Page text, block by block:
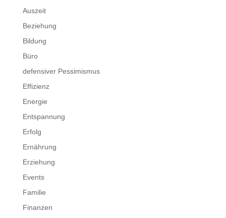
Auszeit
Beziehung
Bildung
Büro
defensiver Pessimismus
Effizienz
Energie
Entspannung
Erfolg
Ernährung
Erziehung
Events
Familie
Finanzen